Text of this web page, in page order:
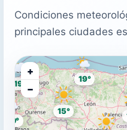
Condiciones
principales ciudades
20°
19°
19°
15°
+
−